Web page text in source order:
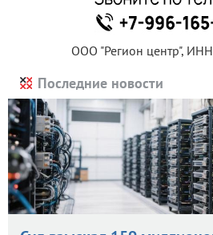
ООО "Регион центр",
Последние новости